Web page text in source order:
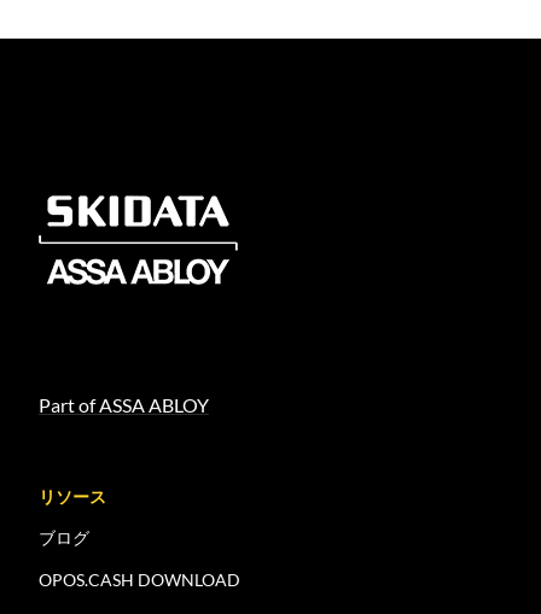
Part of ASSA ABLOY
リソース
ブログ
OPOS.CASH DOWNLOAD